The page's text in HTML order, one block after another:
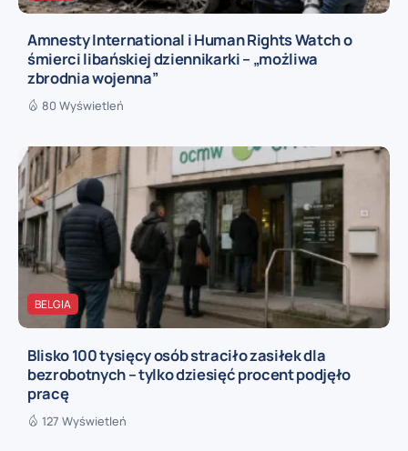
Amnesty International i Human Rights Watch o
śmierci libańskiej dziennikarki – „możliwa
zbrodnia wojenna”
80 Wyświetleń
BELGIA
Blisko 100 tysięcy osób straciło zasiłek dla
bezrobotnych – tylko dziesięć procent podjęło
pracę
127 Wyświetleń